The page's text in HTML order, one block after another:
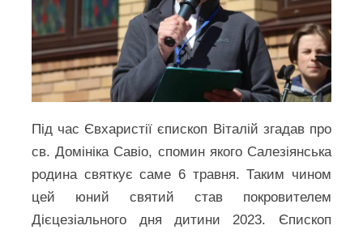
Під час Євхаристії єпископ Віталій згадав про
св. Домініка Савіо, спомин якого Салезіянська
родина святкує саме 6 травня. Таким чином
цей юний святий став покровителем
Дієцезіального дня дитини 2023. Єпископ